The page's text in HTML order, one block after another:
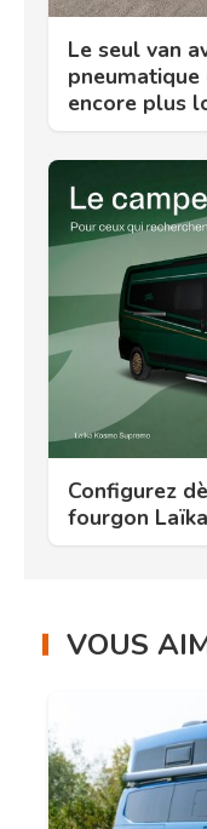
Le seul van
encore plus
Configurez
fourgon
VOUS